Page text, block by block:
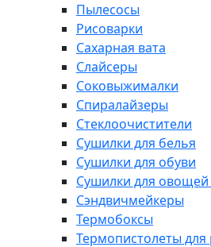
Пылесосы
Рисоварки
Сахарная вата
Слайсеры
Соковыжималки
Спиралайзеры
Стеклоочистители
Сушилки для белья
Сушилки для обуви
Сушилки для овощей
Сэндвичмейкеры
Термобоксы
Термопистолеты для